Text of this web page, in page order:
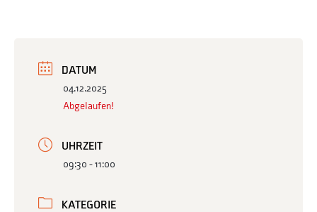
DATUM
04.12.2025
Abgelaufen!
UHRZEIT
09:30 - 11:00
KATEGORIE